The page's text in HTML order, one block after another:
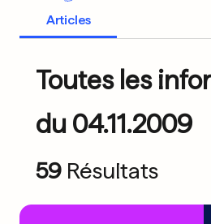
Articles
Toutes les
du 04.11.2009
59 Résultats